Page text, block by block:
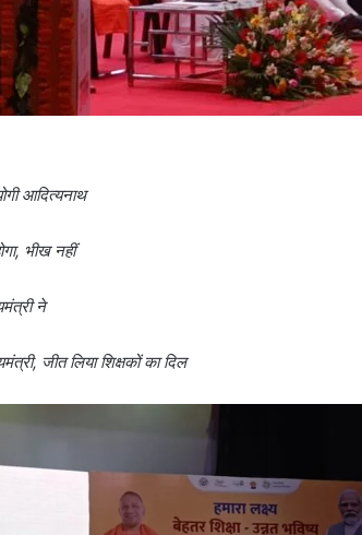
आदित्यनाथ
भीख नहीं
ने
जीत लिया शिक्षकों का दिल